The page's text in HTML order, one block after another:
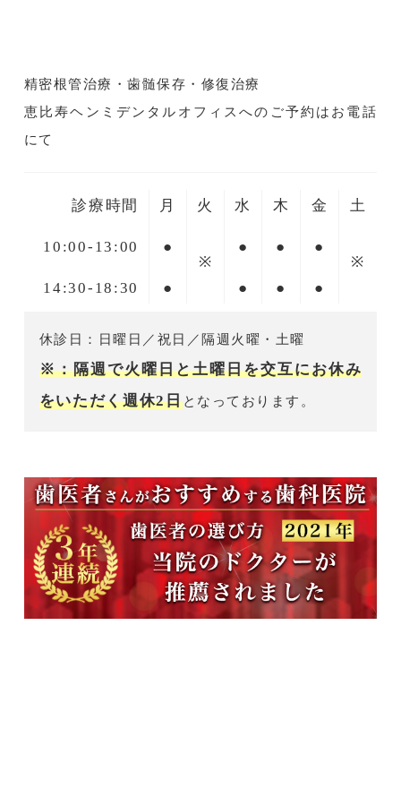
精密根管治療・歯髄保存・修復治療
恵比寿ヘンミデンタルオフィスへのご予約はお電話
にて
診療時間 月 火 水 木 金 土
10:00-13:00
●
※
● ●
●
※
14:30-18:30
● ● ● ●
休診日：日曜日／祝日／隔週火曜・土曜
※：隔週で火曜日と土曜日を交互にお休み
をいただく週休2日となっております。